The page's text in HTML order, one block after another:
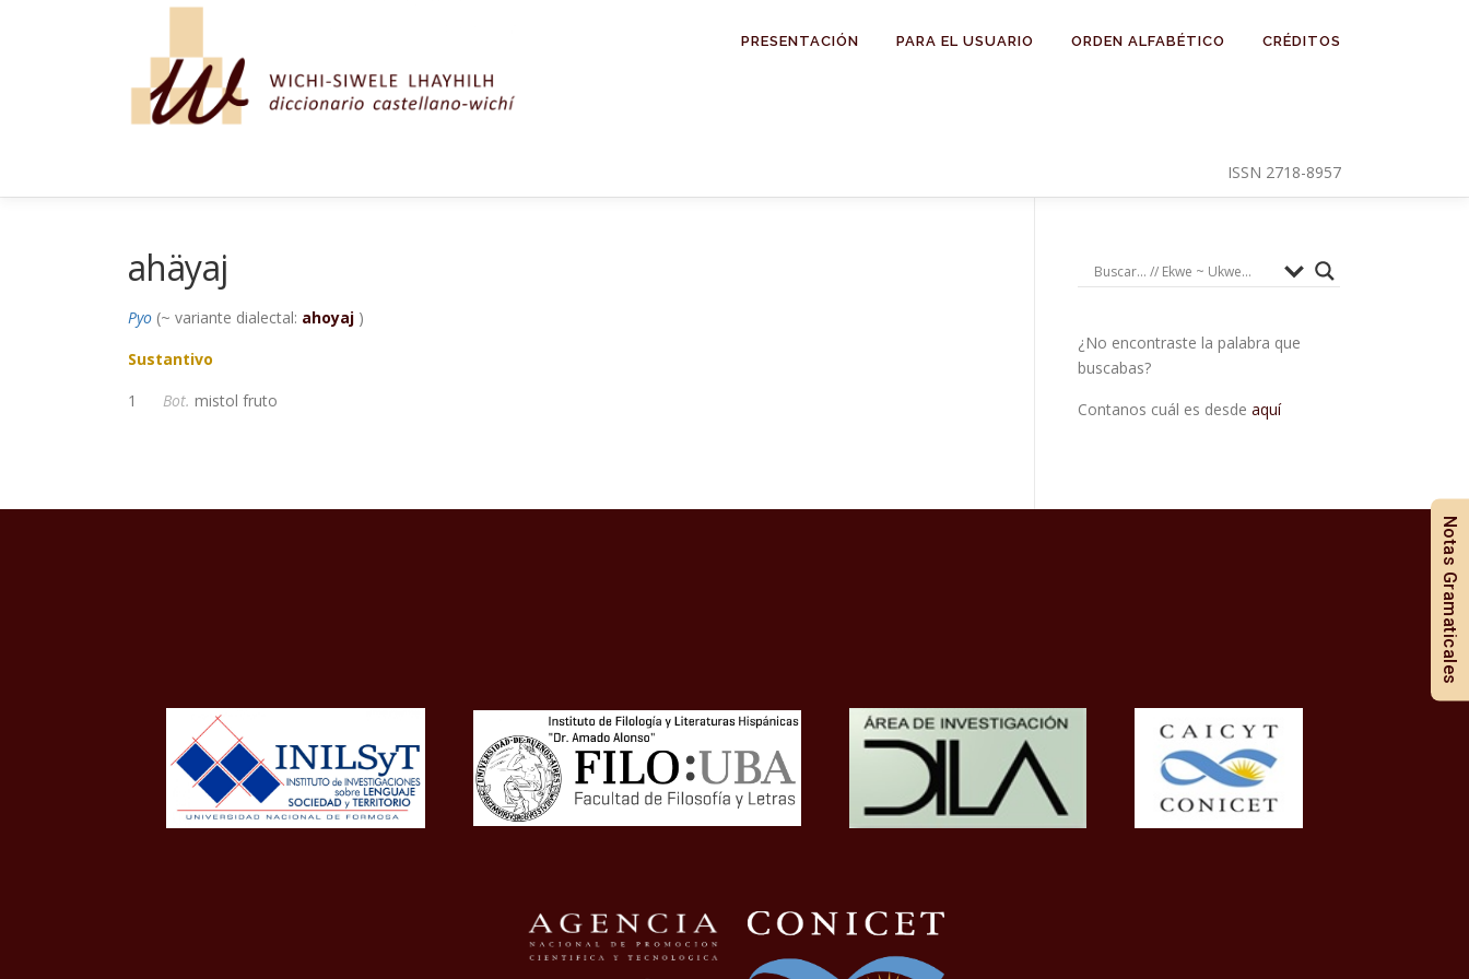
PRESENTACIÓN PARA EL USUARIO ORDEN ALFABÉTICO CRÉDITOS
ISSN 2718-8957
ahäyaj
Pyo (~ variante dialectal: ahoyaj )
Sustantivo
1 Bot. mistol fruto
¿No encontraste la palabra que
buscabas?
Contanos cuál es desde aquí
Notas Gramaticales